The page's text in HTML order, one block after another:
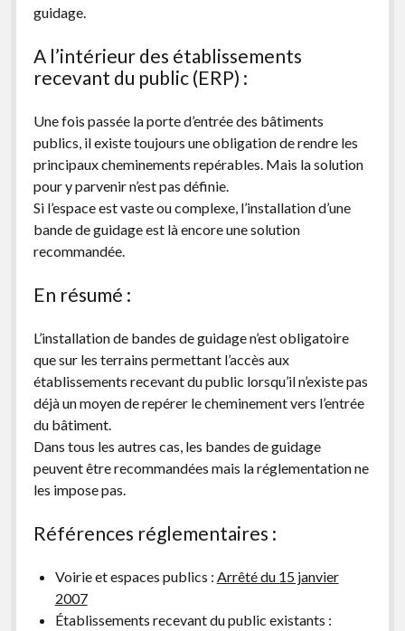
guidage.
A l’intérieur des établissements
recevant du public (ERP) :
Une fois passée la porte d’entrée des bâtiments
publics, il existe toujours une obligation de rendre les
principaux cheminements repérables. Mais la solution
pour y parvenir n’est pas définie.
Si l’espace est vaste ou complexe, l’installation d’une
bande de guidage est là encore une solution
recommandée.
En résumé :
L’installation de bandes de guidage n’est obligatoire
que sur les terrains permettant l’accès aux
établissements recevant du public lorsqu’il n’existe pas
déjà un moyen de repérer le cheminement vers l’entrée
du bâtiment.
Dans tous les autres cas, les bandes de guidage
peuvent être recommandées mais la réglementation ne
les impose pas.
Références réglementaires :
Voirie et espaces publics : Arrêté du 15 janvier
2007
Établissements recevant du public existants :